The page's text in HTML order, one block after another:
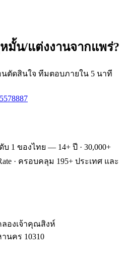
มั้น/แต่งงานจากแพร่?
ตัดสินใจ ทีมตอบภายใน 5 นาที
1 ของไทย — 14+ ปี · 30,000+
· ครอบคลุม 195+ ประเทศ และ
ลองเจ้าคุณสิงห์
านคร 10310